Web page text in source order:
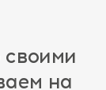
своими
на